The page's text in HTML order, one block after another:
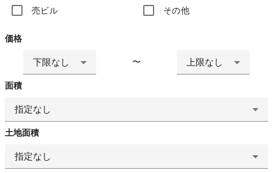
売ビル その他
価格
下限なし 〜 上限なし
面積
指定なし
土地面積
指定なし